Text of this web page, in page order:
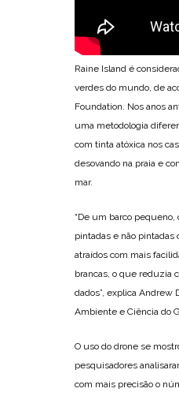
Raine Island é
verdes do mundo, de
Foundation. Nos anos
uma metodologia
com tinta atóxica nos
desovando na praia e
mar.
“De um barco
pintadas e não pintadas
atraídos com mais
brancas, o que reduzia
dados”, explica Andrew
Ambiente e Ciência do
O uso do drone se
pesquisadores
com mais precisão o